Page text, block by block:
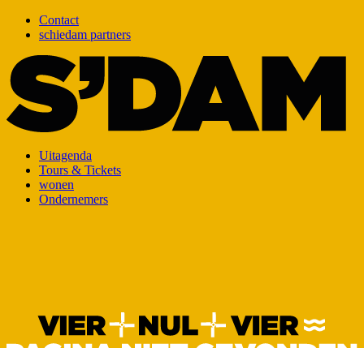
Contact
schiedam partners
Uitagenda
Tours & Tickets
wonen
Ondernemers